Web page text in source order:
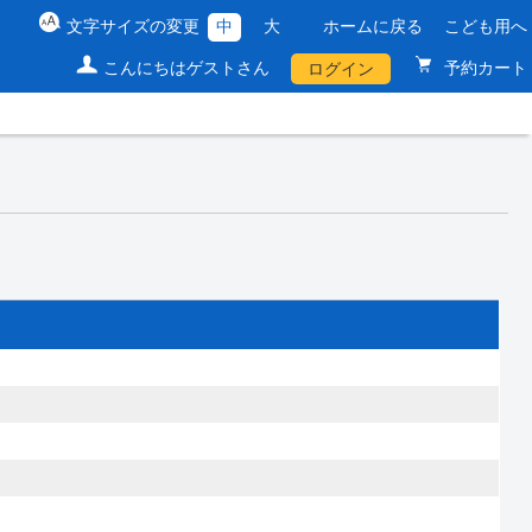
文字サイズの変更 中 大 ホームに戻る こども用へ
こんにちはゲストさん ログイン 予約カート